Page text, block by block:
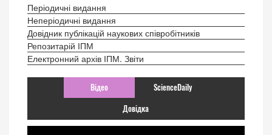
Періодичні видання
Неперіодичні видання
Довідник публікацій наукових співробітників
Репозитарій ІПМ
Електронний архів ІПМ. Звіти
Відео ScienceDaily
Довідка